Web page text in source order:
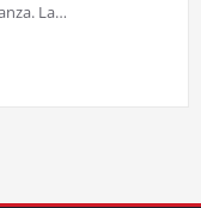
La…